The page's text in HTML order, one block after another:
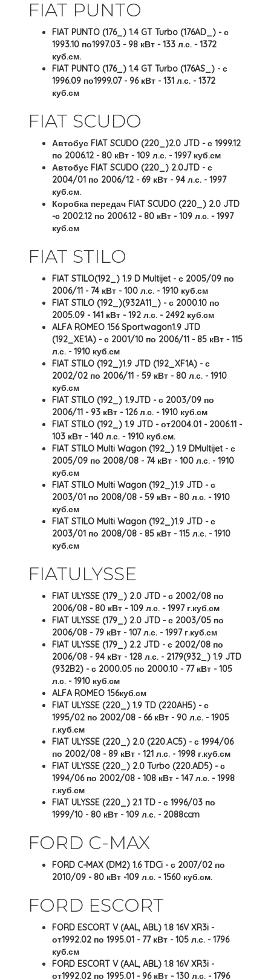
FIAT PUNTO
FIAT PUNTO (176_) 1.4 GT Turbo (176AD_) - с
1993.10 по1997.03 - 98 кВт - 133 л.с. - 1372
куб.см.
FIAT PUNTO (176_) 1.4 GT Turbo (176AS_) - с
1996.09 по1999.07 - 96 кВт - 131 л.с. - 1372
куб.см
FIAT SCUDO
Автобус FIAT SCUDO (220_)2.0 JTD - с 1999.12
по 2006.12 - 80 кВт - 109 л.с. - 1997 куб.см
Автобус FIAT SCUDO (220_) 2.0JTD - с
2004/01 по 2006/12 - 69 кВт - 94 л.с. - 1997
куб.см.
Коробка передач FIAT SCUDO (220_) 2.0 JTD
-с 2002.12 по 2006.12 - 80 кВт - 109 л.с. - 1997
куб.см
FIAT STILO
FIAT STILO(192_) 1.9 D Multijet - с 2005/09 по
2006/11 - 74 кВт - 100 л.с. - 1910 куб.см
FIAT STILO (192_)(932A11_) - с 2000.10 по
2005.09 - 141 кВт - 192 л.с. - 2492 куб.см
ALFA ROMEO 156 Sportwagon1.9 JTD
(192_XE1A) - с 2001/10 по 2006/11 - 85 кВт - 115
л.с. - 1910 куб.см
FIAT STILO (192_)1.9 JTD (192_XF1A) - с
2002/02 по 2006/11 - 59 кВт - 80 л.с. - 1910
куб.см
FIAT STILO (192_) 1.9JTD - с 2003/09 по
2006/11 - 93 кВт - 126 л.с. - 1910 куб.см
FIAT STILO (192_) 1.9 JTD - от2004.01 - 2006.11 -
103 кВт - 140 л.с. - 1910 куб.см.
FIAT STILO Multi Wagon (192_) 1.9 DMultijet - с
2005/09 по 2008/08 - 74 кВт - 100 л.с. - 1910
куб.см
FIAT STILO Multi Wagon (192_)1.9 JTD - с
2003/01 по 2008/08 - 59 кВт - 80 л.с. - 1910
куб.см
FIAT STILO Multi Wagon (192_)1.9 JTD - с
2003/01 по 2008/08 - 85 кВт - 115 л.с. - 1910
куб.см
FIATULYSSE
FIAT ULYSSE (179_) 2.0 JTD - с 2002/08 по
2006/08 - 80 кВт - 109 л.с. - 1997 г.куб.см
FIAT ULYSSE (179_) 2.0 JTD - с 2003/05 по
2006/08 - 79 кВт - 107 л.с. - 1997 г.куб.см
FIAT ULYSSE (179_) 2.2 JTD - с 2002/08 по
2006/08 - 94 кВт - 128 л.с. - 2179(932_) 1.9 JTD
(932B2) - с 2000.05 по 2000.10 - 77 кВт - 105
л.с. - 1910 куб.см
ALFA ROMEO 156куб.см
FIAT ULYSSE (220_) 1.9 TD (220AH5) - с
1995/02 по 2002/08 - 66 кВт - 90 л.с. - 1905
г.куб.см
FIAT ULYSSE (220_) 2.0 (220.AC5) - с 1994/06
по 2002/08 - 89 кВт - 121 л.с. - 1998 г.куб.см
FIAT ULYSSE (220_) 2.0 Turbo (220.AD5) - с
1994/06 по 2002/08 - 108 кВт - 147 л.с. - 1998
г.куб.см
FIAT ULYSSE (220_) 2.1 TD - с 1996/03 по
1999/10 - 80 кВт - 109 л.с. - 2088ccm
FORD C-MAX
FORD C-MAX (DM2) 1.6 TDCi - с 2007/02 по
2010/09 - 80 кВт -109 л.с. - 1560 куб.см.
FORD ESCORT
FORD ESCORT V (AAL, ABL) 1.8 16V XR3i -
от1992.02 по 1995.01 - 77 кВт - 105 л.с. - 1796
куб.см
FORD ESCORT V (AAL, ABL) 1.8 16V XR3i -
от1992.02 по 1995.01 - 96 кВт - 130 л.с. - 1796